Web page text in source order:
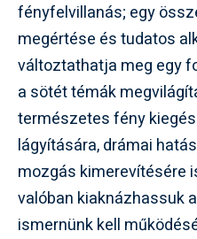
fényfelvillanás; egy
megértése és tudatos
változtathatja meg egy
a sötét témák
természetes fény
lágyítására, drámai
mozgás kimerevítésére
valóban kiaknázhassuk
ismernünk kell